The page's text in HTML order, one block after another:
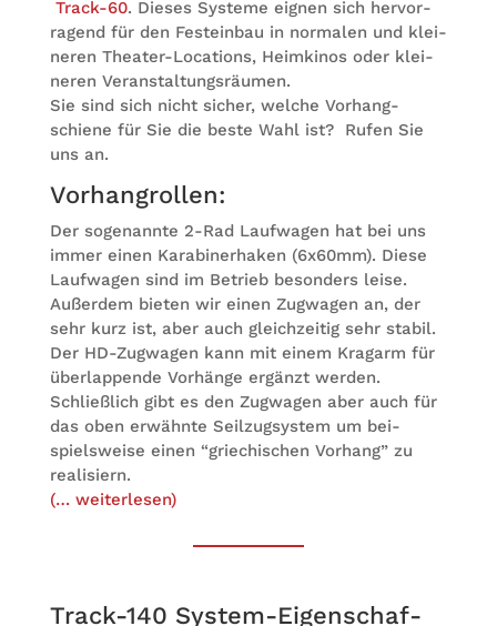
Track-60. Die­ses Sys­teme eig­nen sich her­vor­
ra­gend für den Fest­ein­bau in nor­ma­len und klei­
ne­ren Thea­ter-Loca­ti­ons, Heim­ki­nos oder klei­
ne­ren Ver­an­stal­tungs­räu­men.
Sie sind sich nicht sicher, wel­che Vor­hang­
schiene für Sie die beste Wahl ist? Rufen Sie
uns an.
Vor­hang­rol­len:
Der soge­nannte 2-Rad Lauf­wa­gen hat bei uns
immer einen Kara­bi­ner­ha­ken (6x60mm). Diese
Lauf­wa­gen sind im Betrieb beson­ders leise.
Außer­dem bie­ten wir einen Zug­wa­gen an, der
sehr kurz ist, aber auch gleich­zei­tig sehr sta­bil.
Der HD-Zug­wa­gen kann mit einem Krag­arm für
über­lap­pende Vor­hänge ergänzt wer­den.
Schließ­lich gibt es den Zug­wa­gen aber auch für
das oben erwähnte Seil­zug­sys­tem um bei­
spiels­weise einen “grie­chi­schen Vor­hang” zu
rea­li­si­ern.
(… wei­ter­le­sen)
Track-140 Sys­tem-Eigen­schaf­